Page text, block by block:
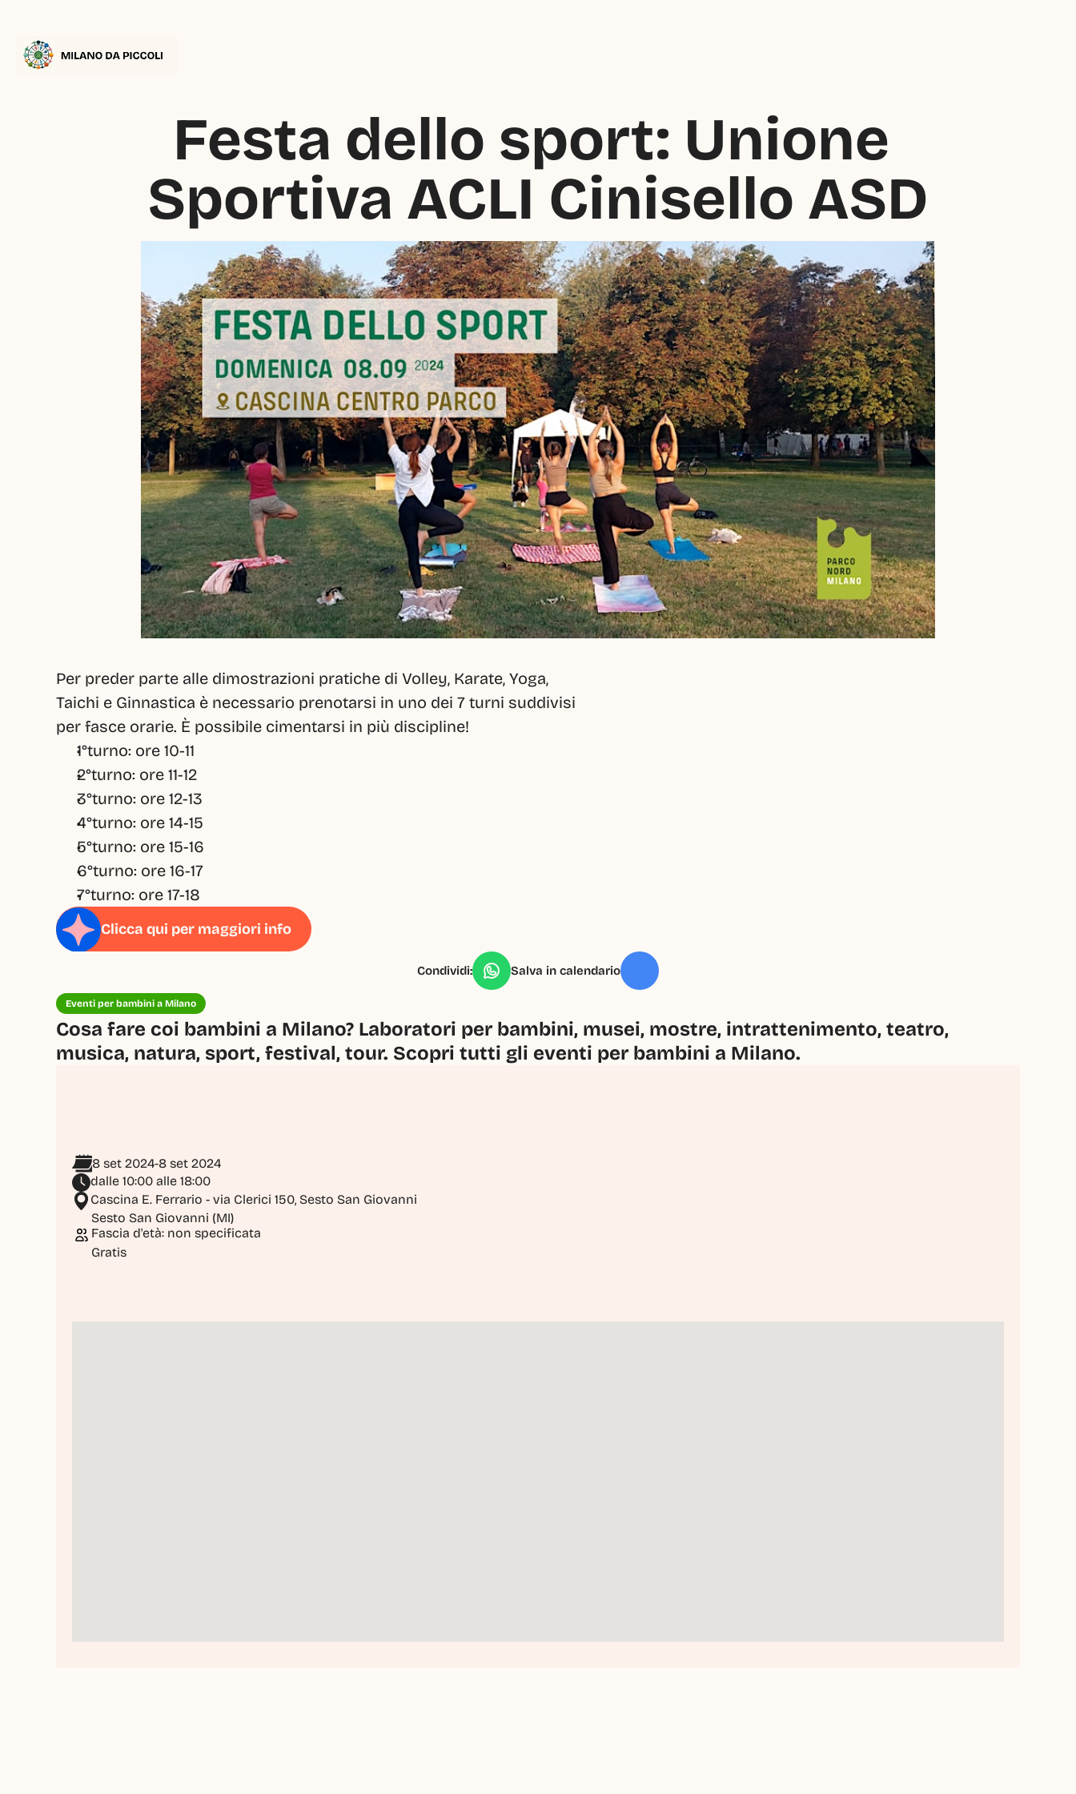
Festa dello sport: Unione
Sportiva ACLI Cinisello ASD
Per preder parte alle dimostrazioni pratiche di Volley, Karate, Yoga,
Taichi e Ginnastica è necessario prenotarsi in uno dei 7 turni suddivisi
per fasce orarie. È possibile cimentarsi in più discipline!
1°turno: ore 10-11
2°turno: ore 11-12
3°turno: ore 12-13
4°turno: ore 14-15
5°turno: ore 15-16
6°turno: ore 16-17
7°turno: ore 17-18
Clicca qui per maggiori info
Condividi: Salva in calendario
Eventi per bambini a Milano
Cosa fare coi bambini a Milano? Laboratori per bambini, musei, mostre, intrattenimento, teatro,
musica, natura, sport, festival, tour. Scopri tutti gli eventi per bambini a Milano.
8 set 2024-8 set 2024
dalle 10:00 alle 18:00
Cascina E. Ferrario - via Clerici 150, Sesto San Giovanni
Sesto San Giovanni (MI)
Fascia d'età: non specificata
Gratis